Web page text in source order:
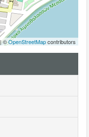
| ©OpenStreetMapcontributors